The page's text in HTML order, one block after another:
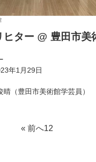
ヒター @ 豊田市美
年1月29日
（豊田市美術館学芸員）
« 前へ12